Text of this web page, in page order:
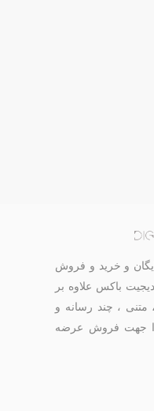
و خرید و فروش
باکس علاوه بر
متنی ، چند رسانه و
را جهت فروش عرضه